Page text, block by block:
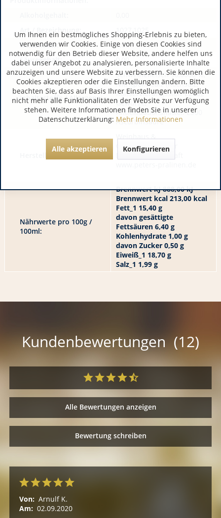
Art / Bezeichnung:
1027,1025
Restzucker:
0,00
Säuregehalt:
0,00
Inhaltsstoffe / Allergene:
Schweinefleisch 98,0000 %,
Nitritpökelsalz (Kochsalz,
Konservierungsstoff E250),
Gewürze,
Antioxidationsmittel: E300
Ascorbinsäure
Hersteller / Importeur:
Weinhaus &
GourmetBrogsitter
DE 53501 Grafschaft
Nährwerte pro 100g /
100ml:
Brennwert kJ 888,00 kJ
Brennwert kcal 213,00 kcal
Fett_1 15,40 g
davon gesättigte
Fettsäuren 6,40 g
Kohlenhydrate 1,00 g
davon Zucker 0,50 g
Eiweiß_1 18,70 g
Salz_1 1,99 g
Kundenbewertungen (12)
Alle Bewertungen anzeigen
Bewertung schreiben
Von: Arnulf K.
Am: 02.09.2020
Um Ihnen ein bestmögliches Shopping-Erlebnis zu bieten,
verwenden wir Cookies. Einige von diesen Cookies sind
notwendig für den Betrieb dieser Website, andere helfen uns
dabei unser Angebot zu analysieren, personalisierte Inhalte
anzuzeigen und unsere Website zu verbessern. Sie können die
Cookies akzeptieren oder die Einstellungen ändern. Bitte
beachten Sie, dass auf Basis Ihrer Einstellungen womöglich
nicht mehr alle Funktionalitäten der Website zur Verfügung
stehen. Weitere Informationen finden Sie in unserer
Datenschutzerklärung: Mehr Informationen
Alle akzeptieren Konfigurieren